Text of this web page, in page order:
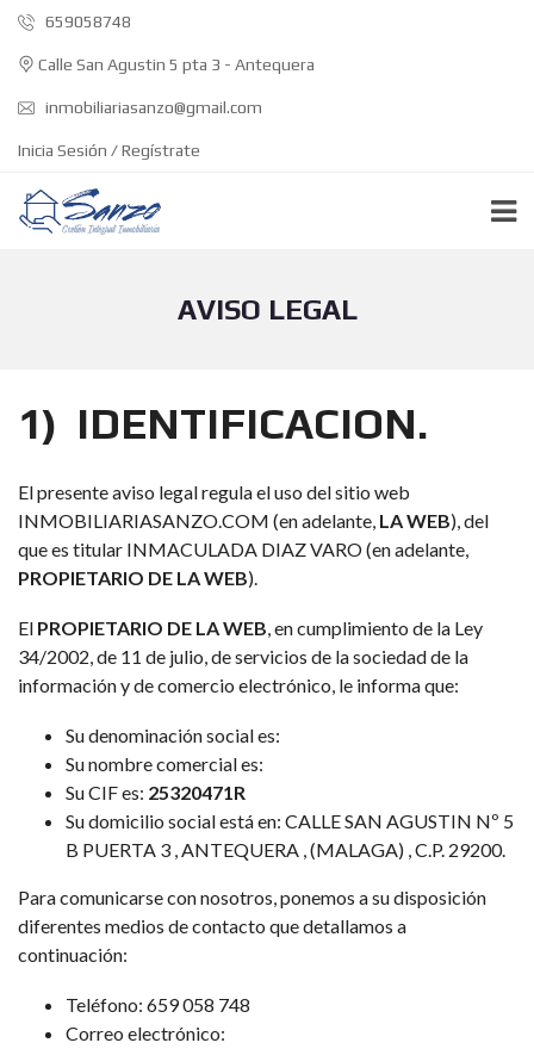
659058748
Calle San Agustin 5 pta 3 - Antequera
inmobiliariasanzo@gmail.com
Inicia Sesión / Regístrate
AVISO LEGAL
1) IDENTIFICACION.
El presente aviso legal regula el uso del sitio web
INMOBILIARIASANZO.COM (en adelante, LA WEB), del
que es titular INMACULADA DIAZ VARO (en adelante,
PROPIETARIO DE LA WEB).
El PROPIETARIO DE LA WEB, en cumplimiento de la Ley
34/2002, de 11 de julio, de servicios de la sociedad de la
información y de comercio electrónico, le informa que:
Su denominación social es:
Su nombre comercial es:
Su CIF es: 25320471R
Su domicilio social está en: CALLE SAN AGUSTIN Nº 5
B PUERTA 3 , ANTEQUERA , (MALAGA) , C.P. 29200.
Para comunicarse con nosotros, ponemos a su disposición
diferentes medios de contacto que detallamos a
continuación:
Teléfono: 659 058 748
Correo electrónico: